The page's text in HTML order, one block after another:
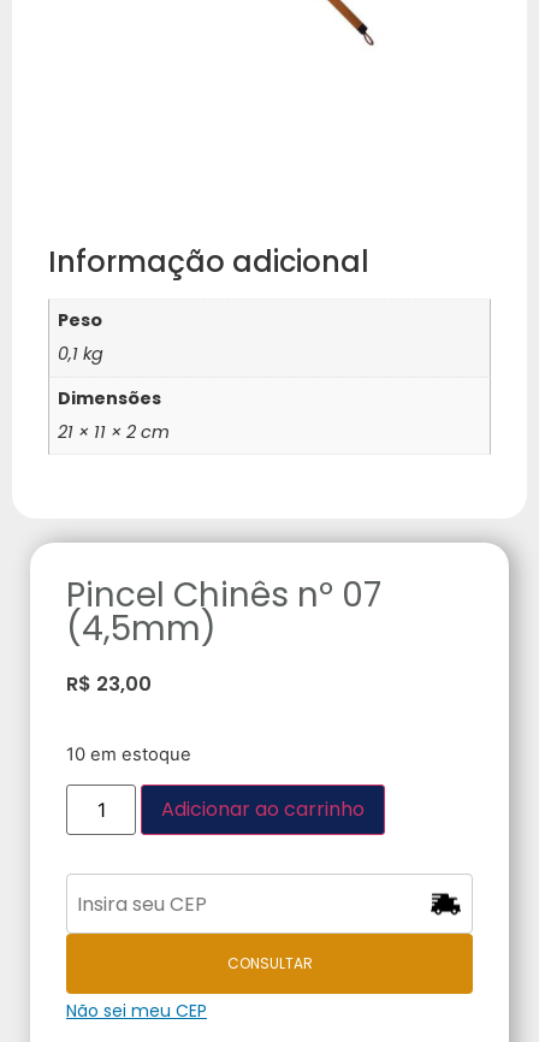
Informação adicional
Peso
0,1 kg
Dimensões
21 × 11 × 2 cm
Pincel Chinês nº 07
(4,5mm)
R$ 23,00
10 em estoque
Adicionar ao carrinho
CONSULTAR
Não sei meu CEP